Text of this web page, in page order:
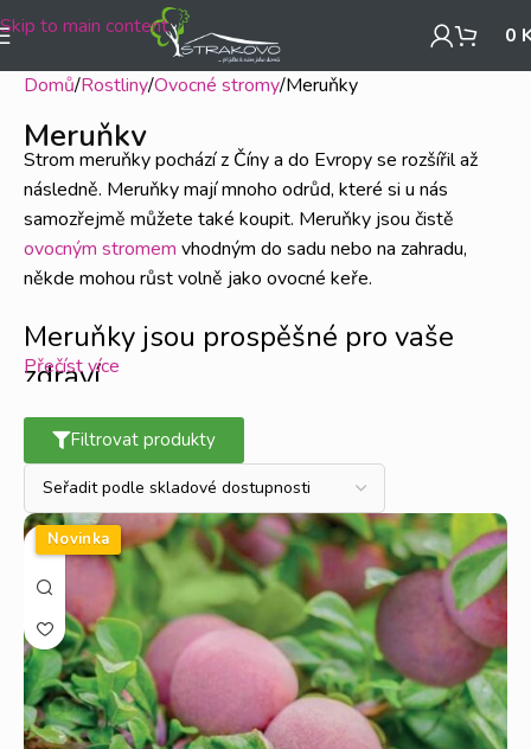
Skip to main content 0
Domů Rostliny Ovocné stromy Meruňky
Meruňky
Strom meruňkypochází z Čínya do Evropy se rozšířil až
následně. Meruňky mají mnoho odrůd, které si u nás
samozřejmě můžete také koupit. Meruňky jsou čistě
ovocným stromem vhodným do sadu nebo na zahradu,
někde mohou růst volně jako ovocné keře.
Meruňky jsou prospěšné pro vaše
zdraví
Meruňky obsahují vysoký podíl vitamínů, minerálů a dalších
prospěšných látek pro naše tělo.Pokud hledáte ovoce,
které vám dodá potřebné množství vitamínů, potom jsou
to právě meruňky. Obsahují vitamín A, B, C a další prvky,
jako je například sodík, draslík, kyselina listová, kobalt,
fluor a další. Kromě toho mají meruňky nízký obsah kalorií
(zhruba 48 kcal na 100 g), takže si je můžete dopřát i
pokud si zrovnahlídáte váhu. Navíc se dají dobře zpracovat
do marmelád, buchet nebo zavařenin.
Nenáročné pěstování meruněk
Přečíst více
Filtrovat produkty
Novinka